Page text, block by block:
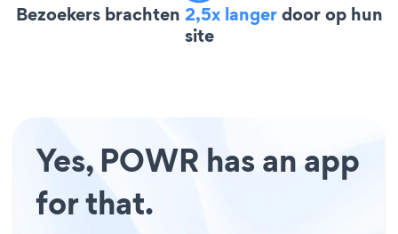
Bezoekers brachten 2,5x langerdoor op hun
site
Yes, POWR has an app
for that.